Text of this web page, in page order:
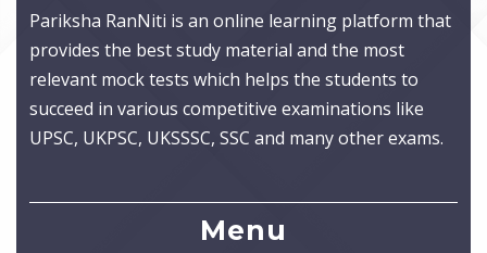
Pariksha RanNiti is an online learning platform that
provides the best study material and the most
relevant mock tests which helps the students to
succeed in various competitive examinations like
UPSC, UKPSC, UKSSSC, SSC and many other exams.
Menu